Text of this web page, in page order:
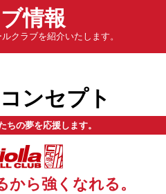
情報
クラブを紹介いたします。
ンセプト
ちの夢を応援します。
から強くなれる。